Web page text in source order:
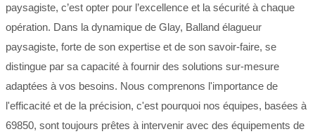
paysagiste, c’est opter pour l’excellence et la sécurité à chaque
opération. Dans la dynamique de Glay, Balland élagueur
paysagiste, forte de son expertise et de son savoir-faire, se
distingue par sa capacité à fournir des solutions sur-mesure
adaptées à vos besoins. Nous comprenons l'importance de
l'efficacité et de la précision, c'est pourquoi nos équipes, basées à
69850, sont toujours prêtes à intervenir avec des équipements de